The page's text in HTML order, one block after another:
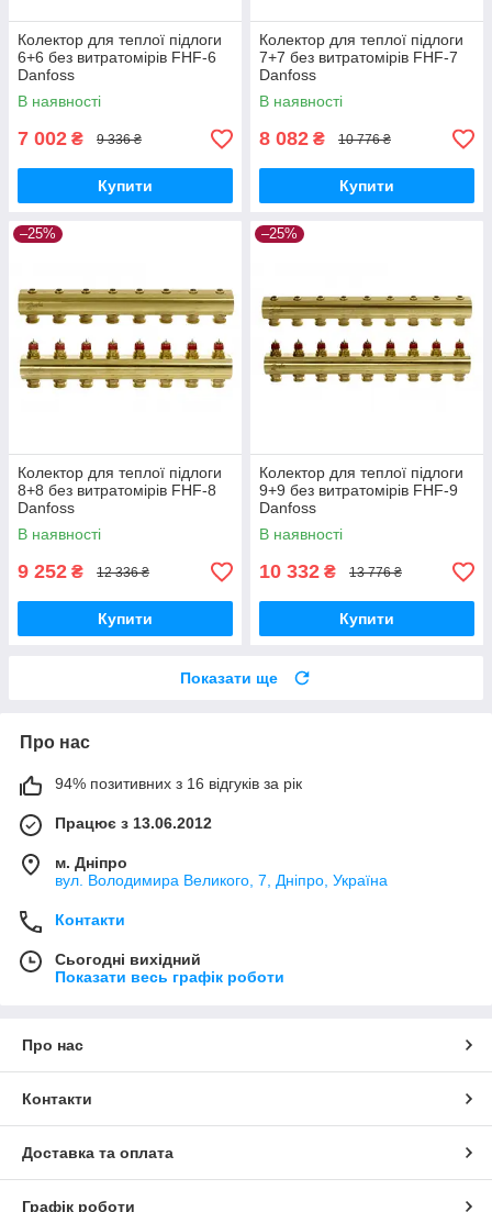
Колектор для теплої підлоги
6+6 без витратомірів FHF-6
Danfoss
В наявності
7 002 ₴ 9 336 ₴
Купити
Колектор для теплої підлоги
7+7 без витратомірів FHF-7
Danfoss
В наявності
8 082 ₴ 10 776 ₴
Купити
–25%
Колектор для теплої підлоги
8+8 без витратомірів FHF-8
Danfoss
В наявності
9 252 ₴ 12 336 ₴
Купити
–25%
Колектор для теплої підлоги
9+9 без витратомірів FHF-9
Danfoss
В наявності
10 332 ₴ 13 776 ₴
Купити
Показати ще
Про нас
94% позитивних з 16 відгуків за рік
Працює з 13.06.2012
м. Дніпро
вул. Володимира Великого, 7, Дніпро, Україна
Контакти
Сьогодні вихідний
Показати весь графік роботи
Про нас
Контакти
Доставка та оплата
Графік роботи